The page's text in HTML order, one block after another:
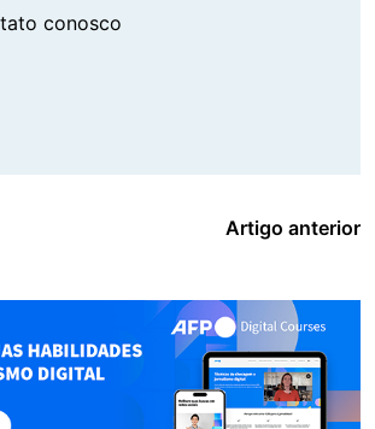
conosco
Artigo anterior